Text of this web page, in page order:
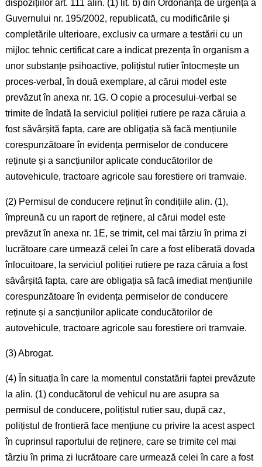
dispozițiilor art. 111 alin. (1) lit. b) din Ordonanța de urgență a
Guvernului nr. 195/2002, republicată, cu modificările și
completările ulterioare, exclusiv ca urmare a testării cu un
mijloc tehnic certificat care a indicat prezența în organism a
unor substanțe psihoactive, polițistul rutier întocmește un
proces-verbal, în două exemplare, al cărui model este
prevăzut în anexa nr. 1G. O copie a procesului-verbal se
trimite de îndată la serviciul poliției rutiere pe raza căruia a
fost săvârșită fapta, care are obligația să facă mențiunile
corespunzătoare în evidența permiselor de conducere
reținute și a sancțiunilor aplicate conducătorilor de
autovehicule, tractoare agricole sau forestiere ori tramvaie.
(2) Permisul de conducere reținut în condițiile alin. (1),
împreună cu un raport de reținere, al cărui model este
prevăzut în anexa nr. 1E, se trimit, cel mai târziu în prima zi
lucrătoare care urmează celei în care a fost eliberată dovada
înlocuitoare, la serviciul poliției rutiere pe raza căruia a fost
săvârșită fapta, care are obligația să facă imediat mențiunile
corespunzătoare în evidența permiselor de conducere
reținute și a sancțiunilor aplicate conducătorilor de
autovehicule, tractoare agricole sau forestiere ori tramvaie.
(3) Abrogat.
(4) În situația în care la momentul constatării faptei prevăzute
la alin. (1) conducătorul de vehicul nu are asupra sa
permisul de conducere, polițistul rutier sau, după caz,
polițistul de frontieră face mențiune cu privire la acest aspect
în cuprinsul raportului de reținere, care se trimite cel mai
târziu în prima zi lucrătoare care urmează celei în care a fost